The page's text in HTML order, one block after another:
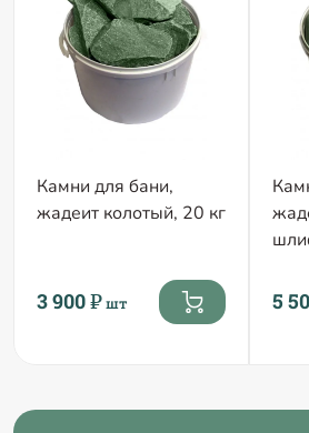
Камни для бани,
жадеит колотый, 20 кг
3 900 ₽шт 5